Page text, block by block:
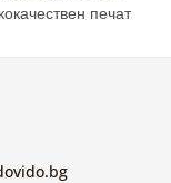
печат